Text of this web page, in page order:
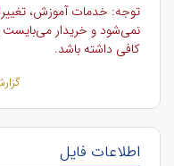
توجه: خدمات آموزش،
نمی‌شود و خریدار می‌بایست
کافی داشته باشد.
اطلاعات فایل